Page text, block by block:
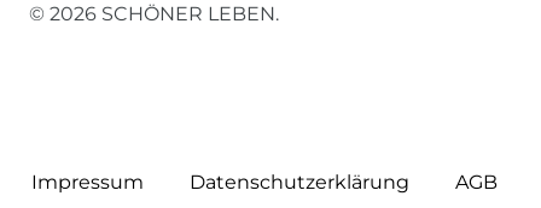
© 2026 SCHÖNER LEBEN.
Impressum Daten­schutz­erklärung AGB